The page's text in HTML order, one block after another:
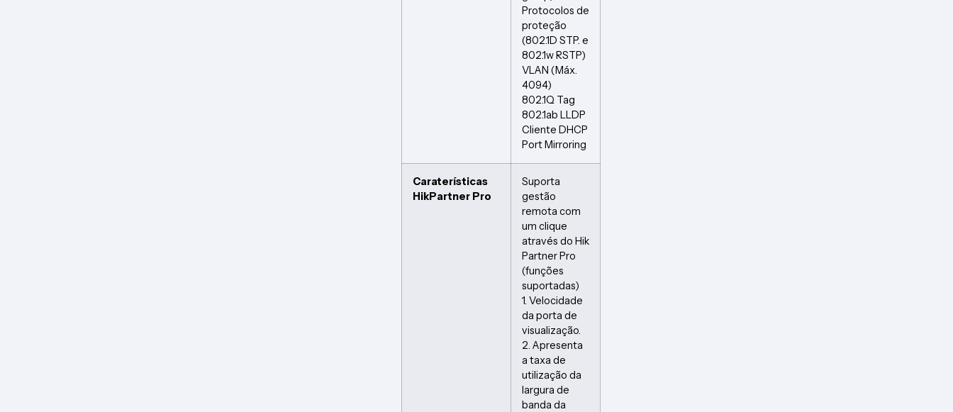
Protocolos de
proteção
(802.1D STP. e
802.1w RSTP)
VLAN (Máx.
4094)
802.1Q Tag
802.1ab LLDP
Cliente DHCP
Port Mirroring
Caraterísticas
HikPartner Pro
Suporta
gestão
remota com
um clique
através do Hik
Partner Pro
(funções
suportadas)
1. Velocidade
da porta de
visualização.
2. Apresenta
a taxa de
utilização da
largura de
banda da